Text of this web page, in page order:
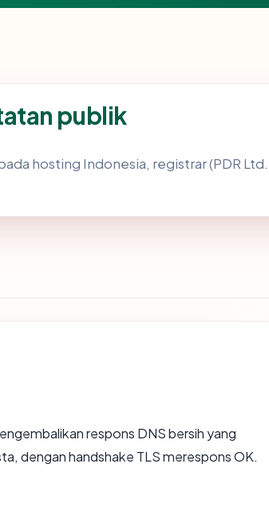
publik
hosting Indonesia, registrar (PDR
respons DNS bersih yang
dengan handshake TLS merespons OK.